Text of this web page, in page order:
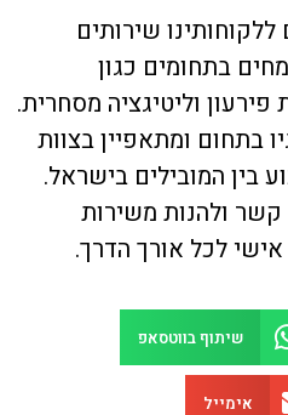
ללקוחותינו שירותים
בתחומים כגון
וליטיגציה מסחרית.
בתחום ומתאפיין בצוות
בין המובילים בישראל.
קשר ולהנות משירות
אישי לכל אורך הדרך.
שיתוף בווטסאפ
אימייל